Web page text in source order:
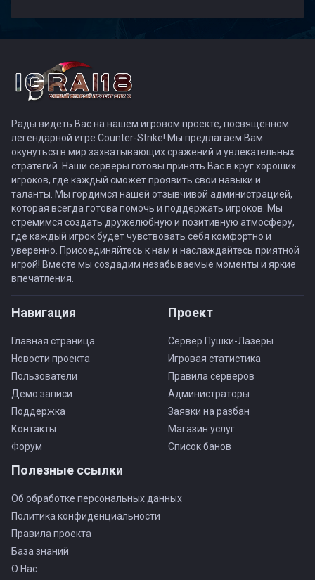
Рады видеть Вас на нашем игровом проекте, посвящённом
легендарной игре Counter-Strike! Мы предлагаем Вам
окунуться в мир захватывающих сражений и увлекательных
стратегий. Наши серверы готовы принять Вас в круг хороших
игроков, где каждый сможет проявить свои навыки и
таланты. Мы гордимся нашей отзывчивой администрацией,
которая всегда готова помочь и поддержать игроков. Мы
стремимся создать дружелюбную и позитивную атмосферу,
где каждый игрок будет чувствовать себя комфортно и
уверенно. Присоединяйтесь к нам и наслаждайтесь приятной
игрой! Вместе мы создадим незабываемые моменты и яркие
впечатления.
Навигация
Главная страница
Новости проекта
Пользователи
Демо записи
Поддержка
Контакты
Форум
Проект
Сервер Пушки-Лазеры
Игровая статистика
Правила серверов
Администраторы
Заявки на разбан
Магазин услуг
Список банов
Полезные ссылки
Об обработке персональных данных
Политика конфиденциальности
Правила проекта
База знаний
О Нас